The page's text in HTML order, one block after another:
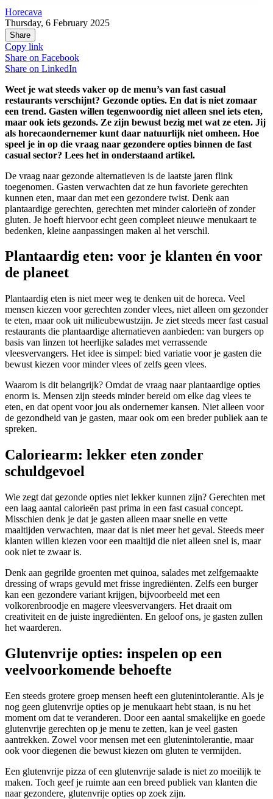
Horecava
Thursday, 6 February 2025
Share
Copy link
Share on Facebook
Share on LinkedIn
Weet je wat steeds vaker op de menu’s van fast casual
restaurants verschijnt? Gezonde opties. En dat is niet zomaar
een trend. Gasten willen tegenwoordig niet alleen snel iets eten,
maar ook iets gezonds. Ze zijn bewust bezig met wat ze eten. Jij
als horecaondernemer kunt daar natuurlijk niet omheen. Hoe
speel je in op die vraag naar gezondere opties binnen de fast
casual sector? Lees het in onderstaand artikel.
De vraag naar gezonde alternatieven is de laatste jaren flink
toegenomen. Gasten verwachten dat ze hun favoriete gerechten
kunnen eten, maar dan met een gezondere twist. Denk aan
plantaardige gerechten, gerechten met minder calorieën of zonder
gluten. Je hoeft hiervoor echt geen compleet nieuwe menukaart te
bedenken, kleine aanpassingen maken al het verschil.
Plantaardig eten: voor je klanten én voor
de planeet
Plantaardig eten is niet meer weg te denken uit de horeca. Veel
mensen kiezen voor gerechten zonder vlees, niet alleen om gezonder
te eten, maar ook uit milieubewustzijn. Je ziet steeds meer fast casual
restaurants die plantaardige alternatieven aanbieden: van burgers op
basis van linzen tot heerlijke salades met verrassende
vleesvervangers. Het idee is simpel: bied variatie voor je gasten die
bewust kiezen voor minder vlees of zelfs geen vlees.
Waarom is dit belangrijk? Omdat de vraag naar plantaardige opties
enorm is. Mensen zijn steeds minder bereid om elke dag vlees te
eten, en dat opent voor jou als ondernemer kansen. Niet alleen voor
de gezondheid van je gasten, maar ook om een breder publiek aan te
spreken.
Caloriearm: lekker eten zonder
schuldgevoel
Wie zegt dat gezonde opties niet lekker kunnen zijn? Gerechten met
een laag aantal calorieën past prima in een fast casual concept.
Misschien denk je dat je gasten alleen maar snelle en vette
maaltijden verwachten, maar dat is niet meer het geval. Steeds meer
klanten willen kiezen voor een maaltijd die niet alleen snel is, maar
ook niet te zwaar is.
Denk aan gegrilde groenten met quinoa, salades met zelfgemaakte
dressing of wraps gevuld met frisse ingrediënten. Zelfs een burger
kan een gezondere variant krijgen, bijvoorbeeld met een
volkorenbroodje en magere vleesvervangers. Het draait om
creativiteit en de juiste ingrediënten. En geloof ons, je gasten zullen
het waarderen.
Glutenvrije opties: inspelen op een
veelvoorkomende behoefte
Een steeds grotere groep mensen heeft een glutenintolerantie. Als je
nog geen glutenvrije opties op je menukaart hebt staan, is nu het
moment om dat te veranderen. Door een aantal smakelijke en goede
glutenvrije gerechten op je menu te zetten, kan je veel gasten
aantrekken. Zowel voor mensen met een glutenintolerantie, maar
ook voor diegenen die bewust kiezen om gluten te vermijden.
Een glutenvrije pizza of een glutenvrije salade is niet zo moeilijk te
maken. Toch geef je ruimte aan een breed publiek van klanten die
naar gezondere, glutenvrije opties op zoek zijn.